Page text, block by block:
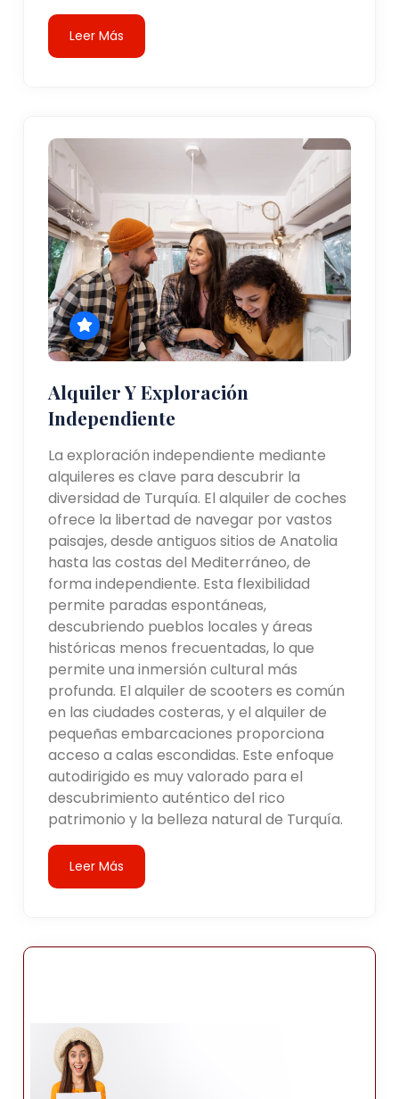
Leer Más
Alquiler Y Exploración
Independiente
La exploración independiente mediante
alquileres es clave para descubrir la
diversidad de Turquía. El alquiler de coches
ofrece la libertad de navegar por vastos
paisajes, desde antiguos sitios de Anatolia
hasta las costas del Mediterráneo, de
forma independiente. Esta flexibilidad
permite paradas espontáneas,
descubriendo pueblos locales y áreas
históricas menos frecuentadas, lo que
permite una inmersión cultural más
profunda. El alquiler de scooters es común
en las ciudades costeras, y el alquiler de
pequeñas embarcaciones proporciona
acceso a calas escondidas. Este enfoque
autodirigido es muy valorado para el
descubrimiento auténtico del rico
patrimonio y la belleza natural de Turquía.
Leer Más